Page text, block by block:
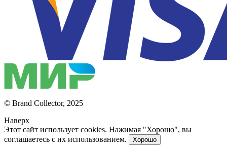
© Brand Collector, 2025
Наверх
Этот сайт использует cookies. Нажимая "Хорошо", вы
соглашаетесь с их использованием.
Хорошо